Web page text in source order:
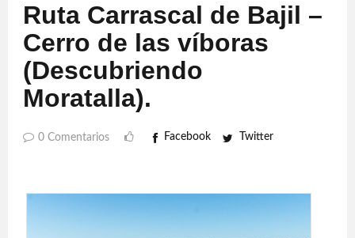
Ruta Carrascal de Bajil –
Cerro de las víboras
(Descubriendo
Moratalla).
0 Comentarios Facebook Twitter